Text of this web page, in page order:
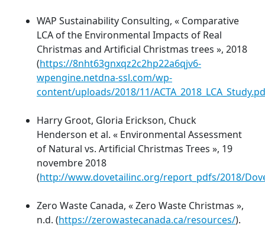
WAP Sustainability Consulting, « Comparative
LCA of the Environmental Impacts of Real
Christmas and Artificial Christmas trees », 2018
(https://8nht63gnxqz2c2hp22a6qjv6-
wpengine.netdna-ssl.com/wp-
content/uploads/2018/11/
Harry Groot, Gloria Erickson, Chuck
Henderson et al. « Environmental Assessment
of Natural vs. Artificial Christmas Trees », 19
novembre 2018
(http://www.dovetailinc.org/report_pdfs/2018/
Zero Waste Canada, « Zero Waste Christmas »,
n.d. (https://zerowastecanada.ca/resources/).